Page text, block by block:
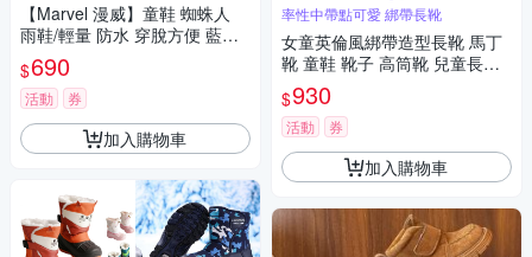
【Marvel 漫威】童鞋 蜘蛛人
雨鞋/輕量 防水 穿脫方便 藍紅
(MNKL55376)
$690
活動 券
加入購物車
率性中帶點可愛 綁帶長靴
女童英倫風綁帶造型長靴 馬丁
靴 童鞋 靴子 高筒靴 兒童長靴
公主長靴 鞋子 橘魔法 現貨【B
B9156】
$930
活動 券
加入購物車